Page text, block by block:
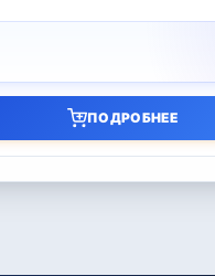
ПОДРОБНЕЕ